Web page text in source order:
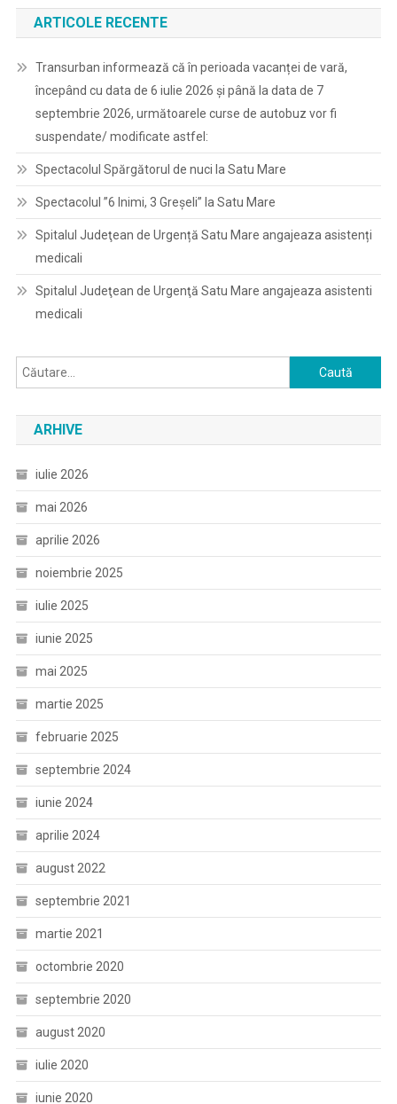
ARTICOLE RECENTE
Transurban informează că în perioada vacanței de vară,
începând cu data de 6 iulie 2026 și până la data de 7
septembrie 2026, următoarele curse de autobuz vor fi
suspendate/ modificate astfel:
Spectacolul Spărgătorul de nuci la Satu Mare
Spectacolul ”6 Inimi, 3 Greșeli” la Satu Mare
Spitalul Judeţean de Urgență Satu Mare angajeaza asistenți
medicali
Spitalul Judeţean de Urgenţă Satu Mare angajeaza asistenti
medicali
Caută
după:
ARHIVE
iulie 2026
mai 2026
aprilie 2026
noiembrie 2025
iulie 2025
iunie 2025
mai 2025
martie 2025
februarie 2025
septembrie 2024
iunie 2024
aprilie 2024
august 2022
septembrie 2021
martie 2021
octombrie 2020
septembrie 2020
august 2020
iulie 2020
iunie 2020